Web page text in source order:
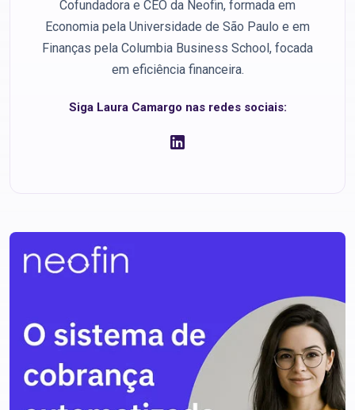
Cofundadora e CEO da Neofin, formada em
Economia pela Universidade de São Paulo e em
Finanças pela Columbia Business School, focada
em eficiência financeira.
Siga Laura Camargo nas redes sociais: